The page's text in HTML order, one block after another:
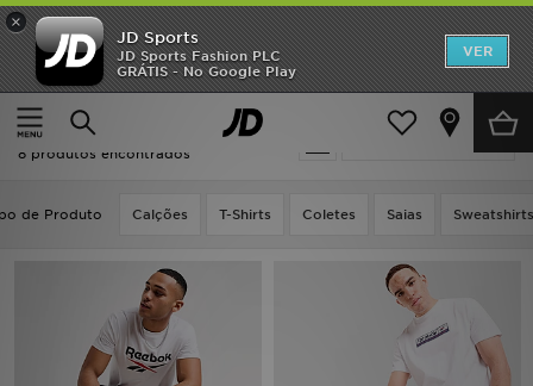
×
JD Sports
JD Sports Fashion PLC
GRÁTIS - No Google Play
VER
Página principal
Branco Reebok Roupa
Actualizar a pesquisa
Branco Reebok Roupa
8 produtos encontrados
de Produto Calções T-Shirts Coletes Saias Sweatshirts
INÍCIO
Promoções
NOVIDADES
ESTILO